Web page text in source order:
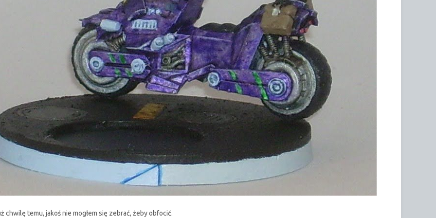
chwilę temu, jakoś nie mogłem się zebrać, żeby obfocić.